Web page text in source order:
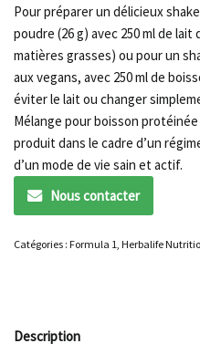
Pour préparer un délicieux
poudre (26 g) avec 250 ml de
matières grasses) ou pour un
aux vegans, avec 250 ml de
éviter le lait ou changer
Mélange pour boisson protéinée
produit dans le cadre d’un
d’un mode de vie sain et actif.
Nous contacter
Catégories : Formula 1 Herbalife
Description